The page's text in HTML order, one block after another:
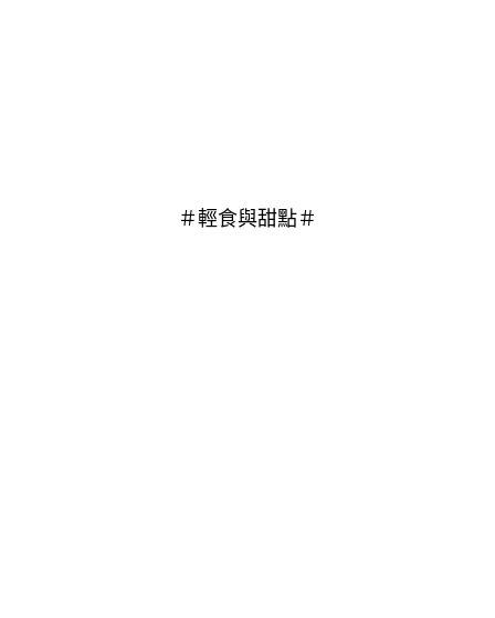
＃輕食與甜點＃